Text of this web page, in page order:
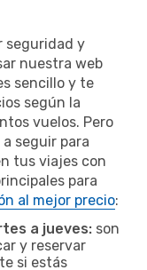
seguridad y
nuestra web
sencillo y te
según la
vuelos. Pero
seguir para
tus viajes con
para
al mejor precio:
a jueves: son
y reservar
si estás